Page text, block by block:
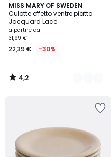
MISS MARY OF SWEDEN
Culotte effetto ventre piatto
Jacquard Lace
a partire da
31,99 €
22,39 € -30%
4,2
/ 5
3
Colori
4,2
/